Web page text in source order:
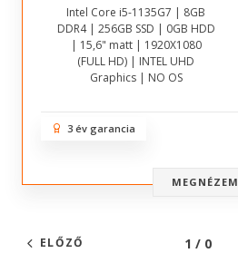
Intel Core i5-1135G7 | 8GB
DDR4 | 256GB SSD | 0GB HDD
| 15,6" matt | 1920X1080
(FULL HD) | INTEL UHD
Graphics | NO OS
3 év garancia
MEGNÉZEM
ELŐZŐ 1 / 0